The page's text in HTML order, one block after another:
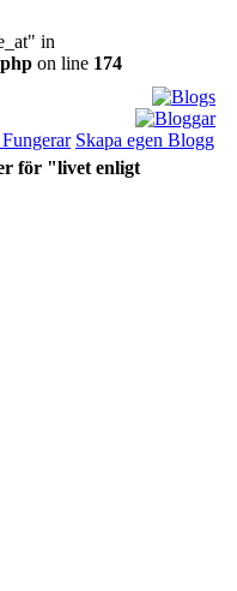
in
on line 174
Skapa egen Blogg
för "livet enligt